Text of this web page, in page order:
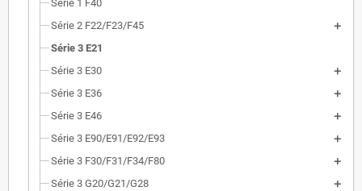
Série 1 F40
Série 2 F22/F23/F45
Série 3 E21
Série 3 E30
Série 3 E36
Série 3 E46
Série 3 E90/E91/E92/E93
Série 3 F30/F31/F34/F80
Série 3 G20/G21/G28